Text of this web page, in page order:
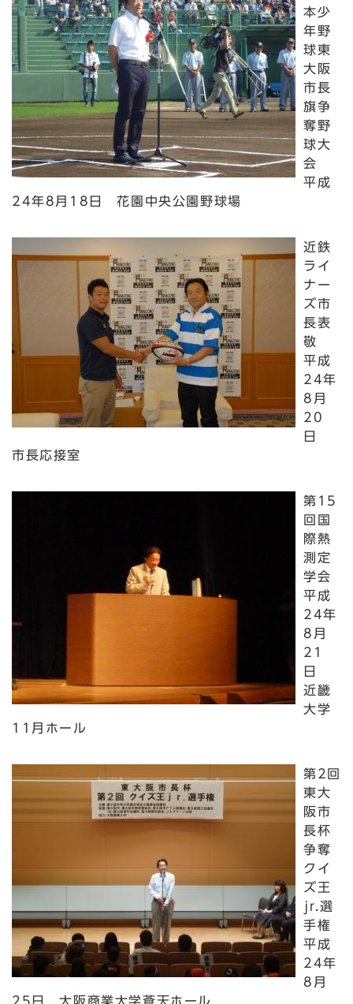
本少
年野
球東
大阪
市長
旗争
奪野
球大
会
平成
24年8月18日 花園中央公園野球場
近鉄
ライ
ナー
ズ市
長表
敬
平成
24年
8月
20
日
市長応接室
第15
回国
際熱
測定
学会
平成
24年
8月
21
日
近畿
大学
11月ホール
第2回
東大
阪市
長杯
争奪
クイ
ズ王
jr.選
手権
平成
24年
8月
25日 大阪商業大学蒼天ホール